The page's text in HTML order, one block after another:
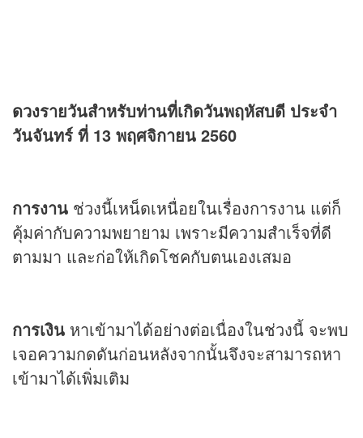
ดวงรายวันสำหรับท่านที่เกิดวันพฤหัสบดี ประจำ
วันจันทร์ ที่ 13 พฤศจิกายน 2560
การงาน ช่วงนี้เหน็ดเหนื่อยในเรื่องการงาน แต่ก็
คุ้มค่ากับความพยายาม เพราะมีความสำเร็จที่ดี
ตามมา และก่อให้เกิดโชคกับตนเองเสมอ
การเงิน หาเข้ามาได้อย่างต่อเนื่องในช่วงนี้ จะพบ
เจอความกดดันก่อนหลังจากนั้นจึงจะสามารถหา
เข้ามาได้เพิ่มเติม